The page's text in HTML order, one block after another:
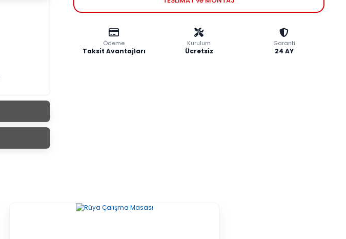
Ödeme
Taksit Avantajları
Kurulum
Ücretsiz
Garanti
24 AY